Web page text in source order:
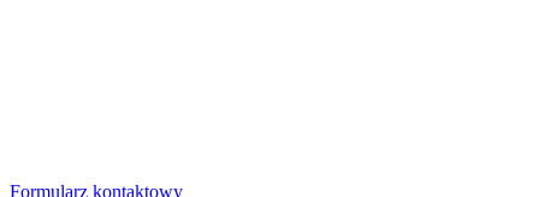
Formularz kontaktowy